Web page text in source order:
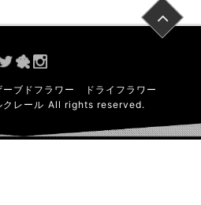
ーブドフラワー ドライフラワー
レール All rights reserved.